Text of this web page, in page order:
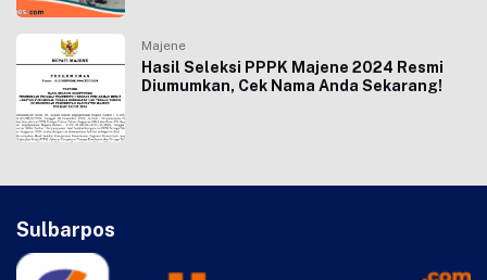
Majene
Hasil Seleksi PPPK Majene 2024 Resmi
Diumumkan, Cek Nama Anda Sekarang!
Sulbarpos